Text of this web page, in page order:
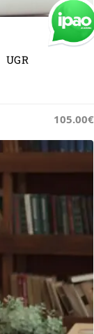
105.00€